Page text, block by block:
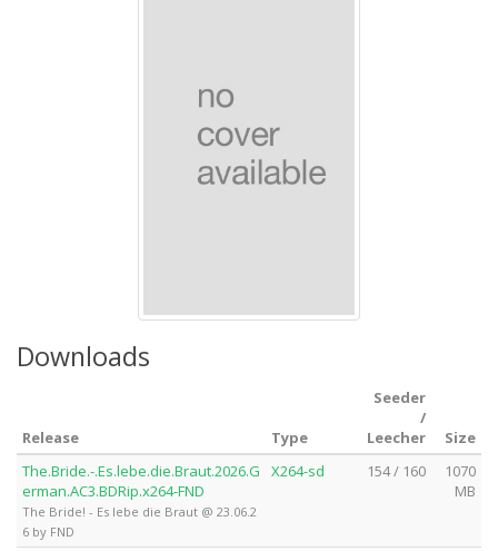
Downloads
Release Type
Seeder
/
Leecher
Size
The.Bride.-.Es.lebe.die.Braut.2026.G
erman.AC3.BDRip.x264-FND
The Bride! - Es lebe die Braut @ 23.06.2
6 by FND
X264-sd 154 / 160
1070
MB